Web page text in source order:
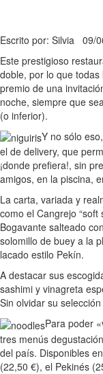
Escrito por: Silvia 09/
Este prestigioso
doble, por lo que
premio de una
noche, siempre que
(o inferior).
Y no sólo
el de delivery, que
¡donde prefiera!, sin
amigos, en la piscina,
La carta, variada y
como el Cangrejo
Bogavante salteado
solomillo de buey a la
lacado estilo Pekín.
A destacar sus
sashimi y vinagreta
Sin olvidar su
Para poder
tres menús
del país. Disponibles
(22,50 €), el Pekinés